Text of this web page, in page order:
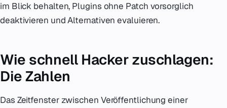
im Blick behalten, Plugins ohne Patch vorsorglich
deaktivieren und Alternativen evaluieren.
Wie schnell Hacker zuschlagen:
Die Zahlen
Das Zeitfenster zwischen Veröffentlichung einer